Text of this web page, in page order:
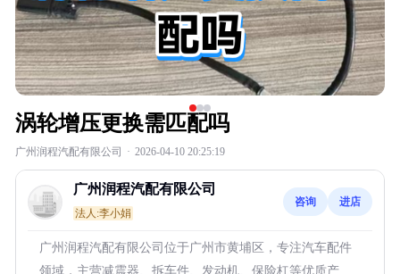
涡轮增压更换需匹配吗
广州润程汽配有限公司 · 2026-04-10 20:25:19
广州润程汽配有限公司
法人:李小娟
咨询 进店
广州润程汽配有限公司位于广州市黄埔区，专注汽车配件
领域，主营减震器、拆车件、发动机、保险杠等优质产